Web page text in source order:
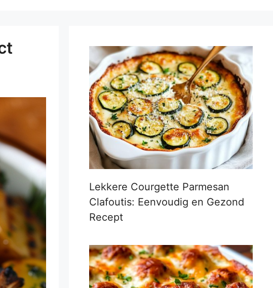
Lekkere Courgette Parmesan
Clafoutis: Eenvoudig en Gezond
Recept